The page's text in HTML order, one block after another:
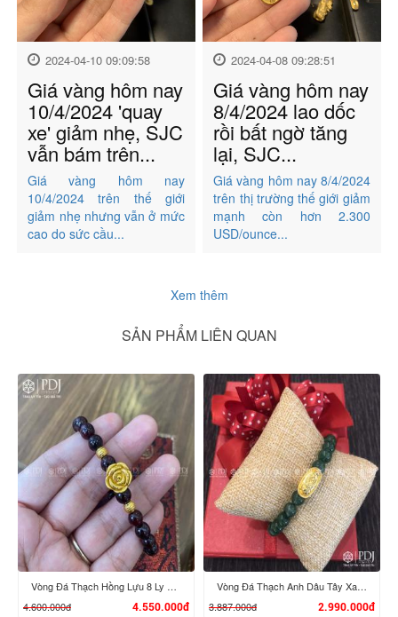
2024-04-10 09:09:58
Giá vàng hôm nay
10/4/2024 'quay
xe' giảm nhẹ, SJC
vẫn bám trên...
Giá vàng hôm nay
10/4/2024 trên thế giới
giảm nhẹ nhưng vẫn ở mức
cao do sức cầu...
2024-04-08 09:28:51
Giá vàng hôm nay
8/4/2024 lao dốc
rồi bất ngờ tăng
lại, SJC...
Giá vàng hôm nay 8/4/2024
trên thị trường thế giới giảm
mạnh còn hơn 2.300
USD/ounce...
Xem thêm
SẢN PHẨM LIÊN QUAN
Vòng Đá Thạch Hồng Lựu 8 Ly Mix Charm Hoa Hồng, Bi vàng 24K
4.600.000đ
4.550.000đ
Vòng Đá Thạch Anh Dâu Tây Xanh 8 Ly Charm Tỳ Hưu Cưỡi Đĩnh Vàng 24K
3.887.000đ
2.990.000đ